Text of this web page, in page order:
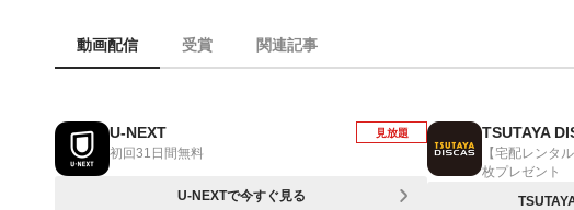
動画配信 受賞 関連記事
U-NEXT
初回31日間無料
見放題
U-NEXTで今すぐ見る
TSUTAYA
【宅配レンタ
枚プレゼント